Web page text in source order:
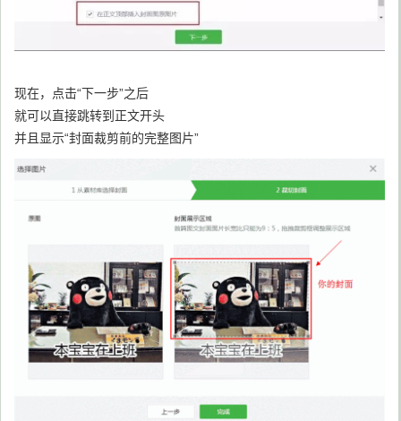
现在，点击“下一步”之后
就可以直接跳转到正文开头
并且显示“封面裁剪前的完整图片”